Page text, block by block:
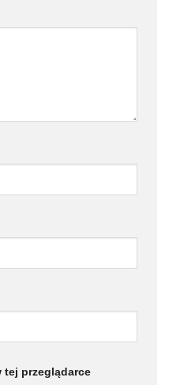
tej przeglądarce